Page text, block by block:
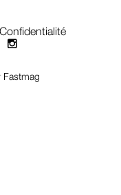
Confidentialité
Fastmag